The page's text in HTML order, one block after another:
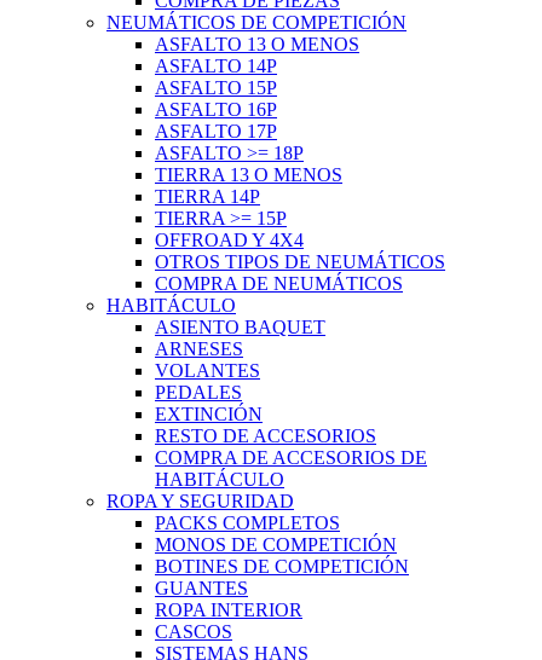
NEUMÁTICOS DE COMPETICIÓN
ASFALTO 13 O MENOS
ASFALTO 14P
ASFALTO 15P
ASFALTO 16P
ASFALTO 17P
ASFALTO >= 18P
TIERRA 13 O MENOS
TIERRA 14P
TIERRA >= 15P
OFFROAD Y 4X4
OTROS TIPOS DE NEUMÁTICOS
COMPRA DE NEUMÁTICOS
HABITÁCULO
ASIENTO BAQUET
ARNESES
VOLANTES
PEDALES
EXTINCIÓN
RESTO DE ACCESORIOS
COMPRA DE ACCESORIOS DE
HABITÁCULO
ROPA Y SEGURIDAD
PACKS COMPLETOS
MONOS DE COMPETICIÓN
BOTINES DE COMPETICIÓN
GUANTES
ROPA INTERIOR
CASCOS
SISTEMAS HANS